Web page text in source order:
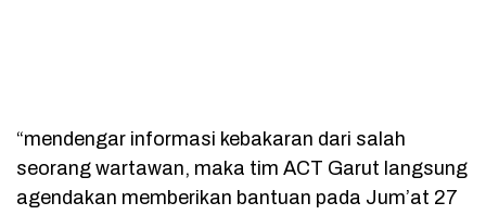
“mendengar informasi kebakaran dari salah
seorang wartawan, maka tim ACT Garut langsung
agendakan memberikan bantuan pada Jum’at 27